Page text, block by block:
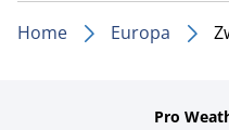
Home Europa
Pro